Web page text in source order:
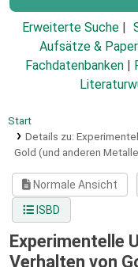
Erweiterte Suche
Aufsätze &
Fachdatenbanken
Start
Details zu:
Gold (und anderen
Normale Ansicht
ISBD
Experimentelle
Verhalten von